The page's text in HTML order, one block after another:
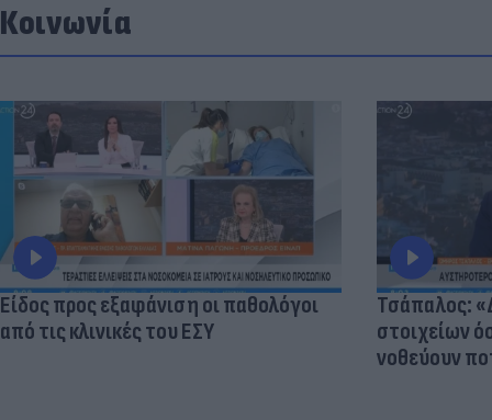
Κοινωνία
Είδος προς εξαφάνιση οι παθολόγοι
από τις κλινικές του ΕΣΥ
Τσάπαλος:
στοιχείων
νοθεύουν